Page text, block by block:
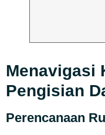
Menavigasi
Pengisian
Perencanaan